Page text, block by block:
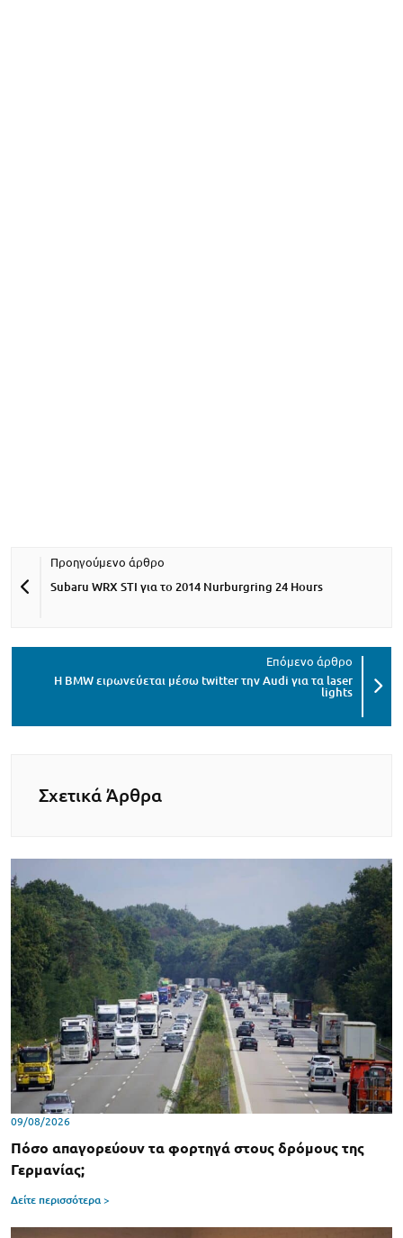
Subaru WRX STI για το 2014 Nurburgring 24 Hours
H BMW ειρωνεύεται μέσω twitter την Audi για τα laser
lights
Σχετικά Άρθρα
09/08/2026
Πόσο απαγορεύουν τα φορτηγά στους δρόμους της
Γερμανίας;
Δείτε περισσότερα >